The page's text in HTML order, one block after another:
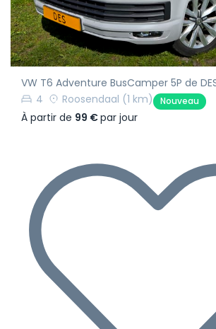
VW T6 Adventure BusCamper 5P de
4
Roosendaal (1 km) Nouveau
À partir de 99 €par jour